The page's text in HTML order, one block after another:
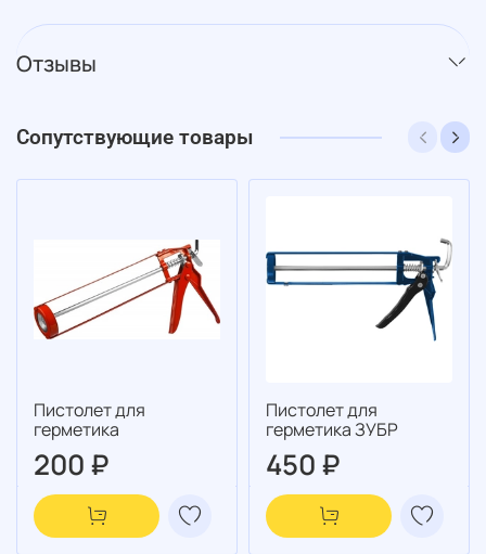
Отзывы
Сопутствующие товары
Пистолет для
герметика
200 ₽
Пистолет для
герметика ЗУБР
450 ₽